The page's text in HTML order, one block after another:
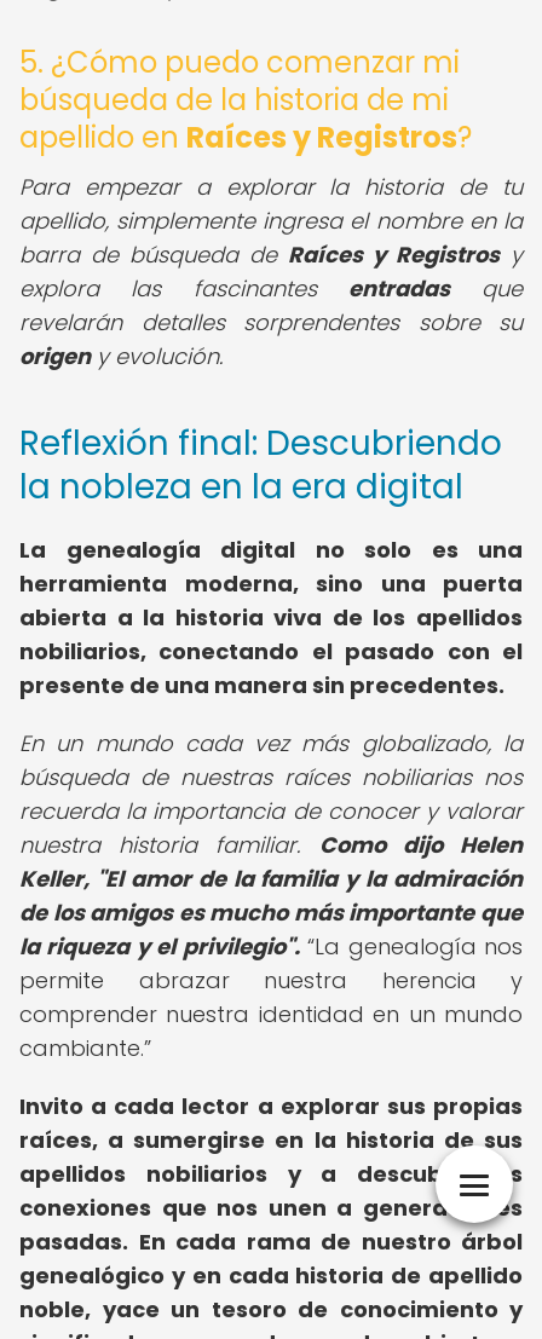
5. ¿Cómo puedo comenzar mi
búsqueda de la historia de mi
apellido en Raíces y Registros?
Para empezar a explorar la historia de tu
apellido, simplemente ingresa el nombre en la
barra de búsqueda de Raíces y Registrosy
explora las fascinantes entradasque
revelarán detalles sorprendentes sobre su
origeny evolución.
Reflexión final: Descubriendo
la nobleza en la era digital
La genealogía digital no solo es una
herramienta moderna, sino una puerta
abierta a la historia viva de los apellidos
nobiliarios, conectando el pasado con el
presente de una manera sin precedentes.
En un mundo cada vez más globalizado, la
búsqueda de nuestras raíces nobiliarias nos
recuerda la importancia de conocer y valorar
nuestra historia familiar. Como dijo Helen
Keller, "El amor de la familia y la admiración
de los amigos es mucho más importante que
la riqueza y el privilegio". La genealogía nos
permite abrazar nuestra herencia y
comprender nuestra identidad en un mundo
cambiante.
Invito a cada lector a explorar sus propias
raíces, a sumergirse en la historia de sus
apellidos nobiliarios y a descubrir las
conexiones que nos unen a generaciones
pasadas. En cada rama de nuestro árbol
genealógico y en cada historia de apellido
noble, yace un tesoro de conocimiento y